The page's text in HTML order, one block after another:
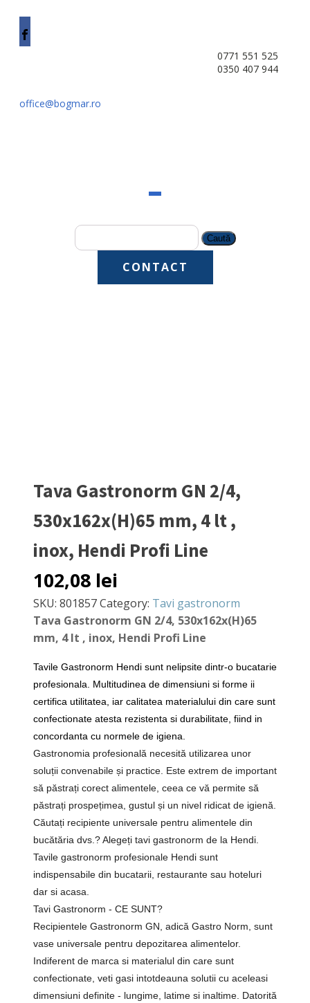
0771 551 525
0350 407 944
office@bogmar.ro
după:
CONTACT
Tava Gastronorm GN 2/4,
530x162x(H)65 mm, 4 lt ,
inox, Hendi Profi Line
102,08 lei
SKU: 801857Category: Tavi gastronorm
Tava Gastronorm GN 2/4, 530x162x(H)65
mm, 4 lt , inox, Hendi Profi Line
Tavile Gastronorm Hendi sunt nelipsite dintr-o bucatarie
profesionala. Multitudinea de dimensiuni si forme ii
certifica utilitatea, iar calitatea materialului din care sunt
confectionate atesta rezistenta si durabilitate, fiind in
concordanta cu normele de igiena.
Gastronomia profesională necesită utilizarea unor
soluții convenabile și practice. Este extrem de important
să păstrați corect alimentele, ceea ce vă permite să
păstrați prospețimea, gustul și un nivel ridicat de igienă.
Căutați recipiente universale pentru alimentele din
bucătăria dvs.? Alegeți tavi gastronorm de la Hendi.
Tavile gastronorm profesionale Hendi sunt
indispensabile din bucatarii, restaurante sau hoteluri
dar si acasa.
Tavi Gastronorm - CE SUNT?
Recipientele Gastronorm GN, adică Gastro Norm, sunt
vase universale pentru depozitarea alimentelor.
Indiferent de marca si materialul din care sunt
confectionate, veti gasi intotdeauna solutii cu aceleasi
dimensiuni definite - lungime, latime si inaltime. Datorită